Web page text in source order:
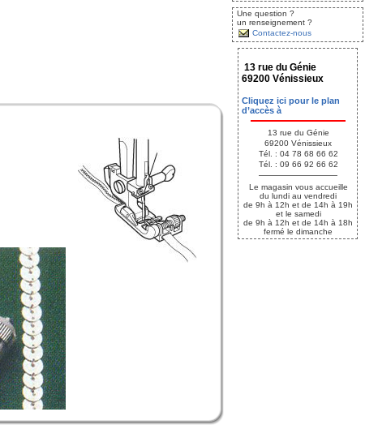
Une question ?
un renseignement ?
Contactez-nous
13 rue du Génie
69200 Vénissieux
Cliquez ici pour le plan
d’accès à
13 rue du Génie
69200 Vénissieux
Tél. : 04 78 68 66 62
Tél. : 09 66 92 66 62
Le magasin vous accueille
du lundi au vendredi
de 9h à 12h et de 14h à 19h
et le samedi
de 9h à 12h et de 14h à 18h
fermé le dimanche